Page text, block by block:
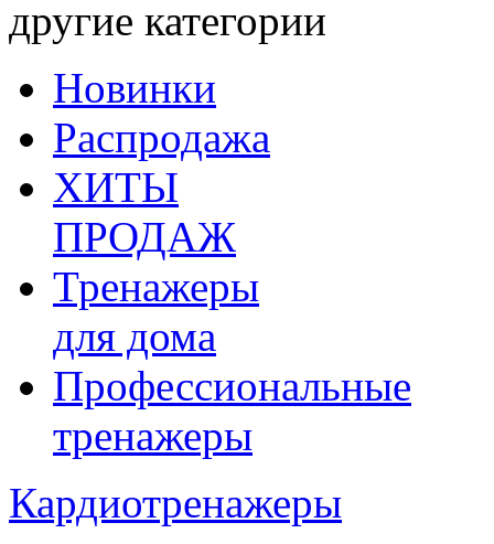
другие категории
Новинки
Распродажа
ХИТЫ
ПРОДАЖ
Тренажеры
для дома
Профессиональные
тренажеры
Кардиотренажеры